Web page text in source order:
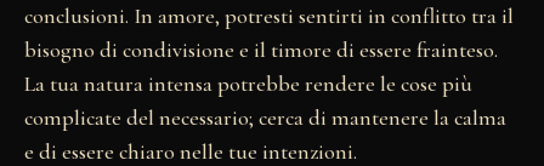
conclusioni. In amore, potresti sentirti in conflitto tra il
bisogno di condivisione e il timore di essere frainteso.
La tua natura intensa potrebbe rendere le cose più
complicate del necessario; cerca di mantenere la calma
e di essere chiaro nelle tue intenzioni.